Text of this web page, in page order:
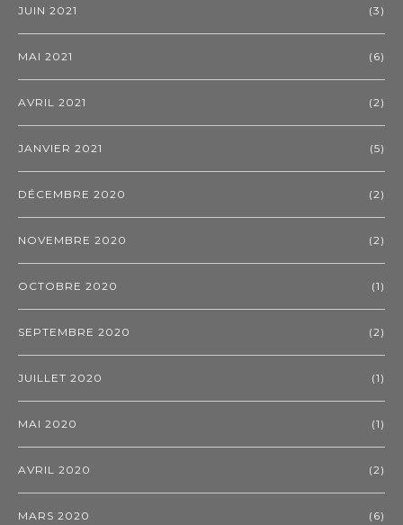
JUIN 2021 (3)
MAI 2021 (6)
AVRIL 2021 (2)
JANVIER 2021 (5)
DÉCEMBRE 2020 (2)
NOVEMBRE 2020 (2)
OCTOBRE 2020 (1)
SEPTEMBRE 2020 (2)
JUILLET 2020 (1)
MAI 2020 (1)
AVRIL 2020 (2)
MARS 2020 (6)